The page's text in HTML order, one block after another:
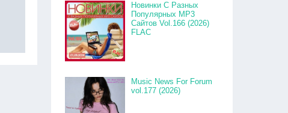
Новинки С Разных
Популярных MP3
Сайтов Vol.166 (2026)
FLAC
Music News For Forum
vol.177 (2026)